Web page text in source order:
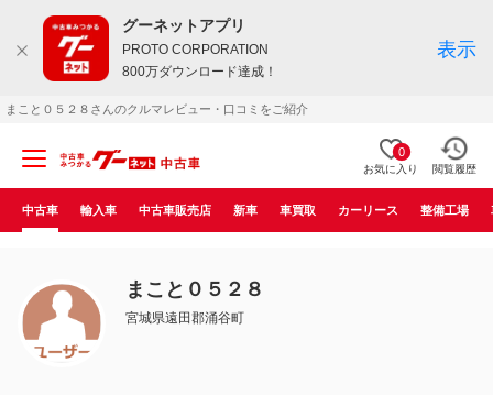
グーネットアプリ
PROTO CORPORATION
800万ダウンロード達成！
表示
まこと０５２８さんのクルマレビュー・口コミをご紹介
0
お気に入り 閲覧履歴
中古車 輸入車 中古車販売店 新車 車買取 カーリース 整備工場
まこと０５２８
宮城県遠田郡涌谷町